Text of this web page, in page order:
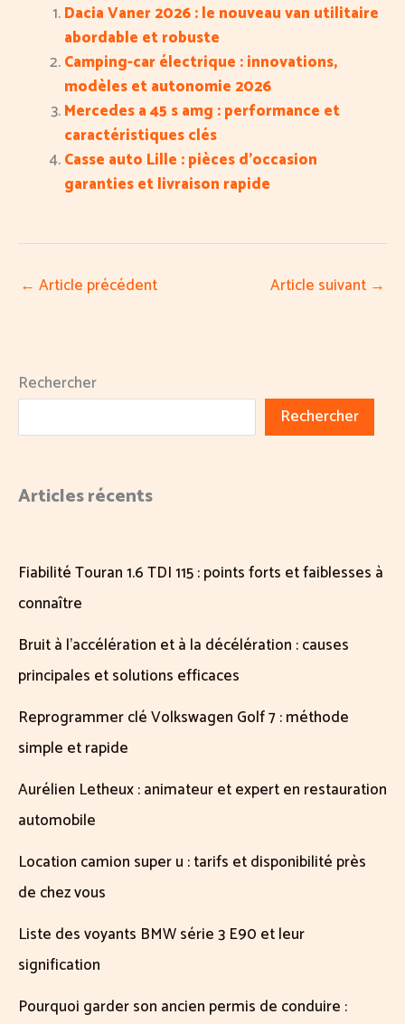
Dacia Vaner 2026 : le nouveau van utilitaire
abordable et robuste
Camping-car électrique : innovations,
modèles et autonomie 2026
Mercedes a 45 s amg : performance et
caractéristiques clés
Casse auto Lille : pièces d’occasion
garanties et livraison rapide
← Article précédent Article suivant →
Rechercher
Rechercher
Articles récents
Fiabilité Touran 1.6 TDI 115 : points forts et faiblesses à
connaître
Bruit à l’accélération et à la décélération : causes
principales et solutions efficaces
Reprogrammer clé Volkswagen Golf 7 : méthode
simple et rapide
Aurélien Letheux : animateur et expert en restauration
automobile
Location camion super u : tarifs et disponibilité près
de chez vous
Liste des voyants BMW série 3 E90 et leur
signification
Pourquoi garder son ancien permis de conduire :